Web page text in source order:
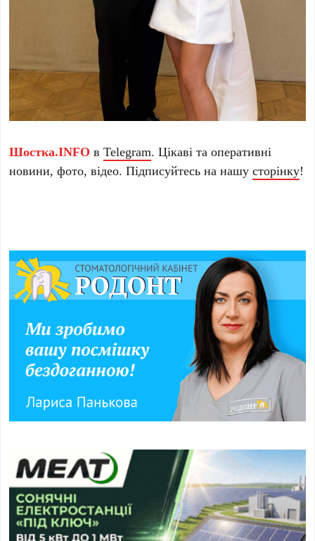
Шостка.INFO вTelegram. Цікаві та оперативні
новини, фото, відео. Підписуйтесь на нашусторінку!